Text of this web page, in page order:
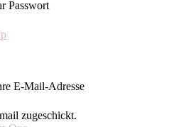
Passwort
E-Mail-Adresse
zugeschickt.